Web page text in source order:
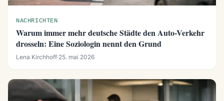
NACHRICHTEN
Warum immer mehr deutsche Städte den Auto-Verkehr
drosseln: Eine Soziologin nennt den Grund
Lena Kirchhoff·25. mai 2026